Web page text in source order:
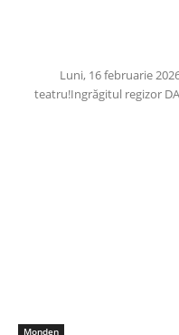
Luni, 16 februarie
teatru!Ingrăgitul regizor
Monden